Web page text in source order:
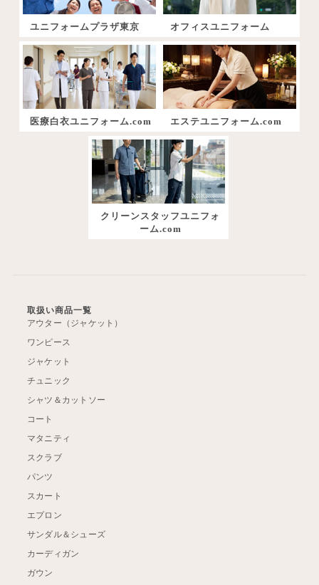
ユニフォームプラザ東京 オフィスユニフォーム
医療白衣ユニフォーム.com エステユニフォーム.com
クリーンスタッフユニフォ
ーム.com
取扱い商品一覧
アウター（ジャケット）
ワンピース
ジャケット
チュニック
シャツ＆カットソー
コート
マタニティ
スクラブ
パンツ
スカート
エプロン
サンダル＆シューズ
カーディガン
ガウン